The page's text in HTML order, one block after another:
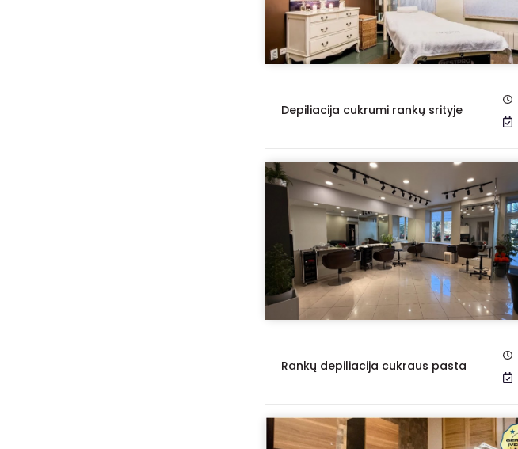
Depiliacija cukrumi rankų srityje
Rankų depiliacija cukraus pasta